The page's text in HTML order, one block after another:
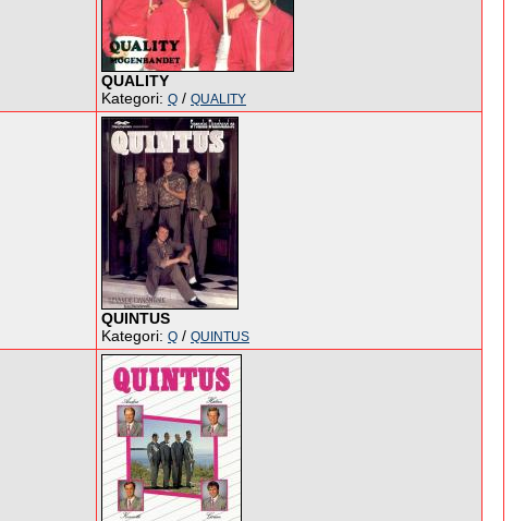
QUALITY
Kategori: Q / QUALITY
QUINTUS
Kategori: Q / QUINTUS